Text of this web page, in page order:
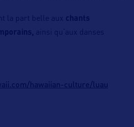
la part belle aux chants
ainsi qu’aux danses
hawaiian-culture/luau